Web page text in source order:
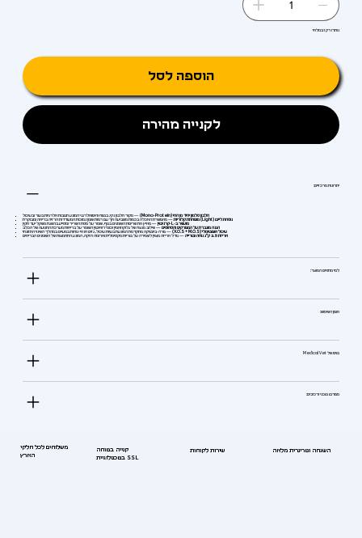
נותרו רק 1 במלאי
הוספה לסל
לקנייה מהירה
יתרונות מרכזיים:
חלבון סלמון יחיד מן החי (Mono-Protein)
— מקור חלבון נקי, בטוח והיפואלרגני המונע תגובות אלרגיות בעור ובעיכול
נוסחת לייט (Light) מופחתת קלוריות
— מאפשרת האכלה בכמות משביעה אך עם רמות שומן נמוכות המעודדות הרזיה בריאה ומבוקרת
מועשר ב-L-קרניטין
— מאיץ את שריפת השומנים בגוף, שומר על מסת השריר ומסייע בהשגת משקל יעד תקין
הגנה מוגברת על המפרקים והסחוסים — שילוב מנצח של גלוקוזאמין וכונדרואיטין השומר על בריאות מערכת התנועה של הכלב
עיכול אופטימלי (X.O.S + M.O.S)
— פרה-ביוטיקה מתקדמת המונעת בעיות עיכול, גזים או אי-נוחות במעיים במהלך השינוי התזונתי
אריזת 2.5 ק"ג נוחה וטרייה
— גודל אריזה מצוין לשמירה על טריות מקסימלית וארומה חזקה, המונע התחמצות של השומנים הבריאים
למי מתאים המוצר:
אופן השימוש:
טיפ של Medical Vet
מפרט טכני ורכיבים:
משלוחים לכל חלקי
הארץ
קנייה בטוחה
בטכנולוגיית SSL
שירות לקוחות השגחה וטרינרית מלאה